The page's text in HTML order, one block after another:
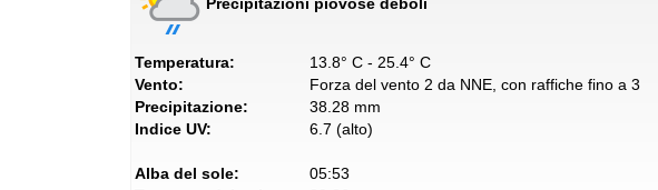
Temperatura:
13.8° C - 25.4° C
Vento:
Forza del vento 2 da NNE, con raffiche fino a 3
Precipitazione:
38.28 mm
Indice UV:
6.7 (alto)
Alba del sole:
05:53